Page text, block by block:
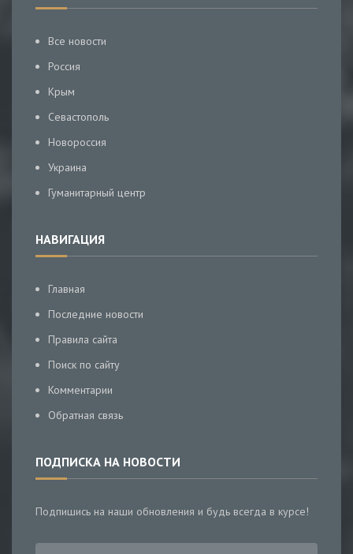
Все новости
Россия
Крым
Севастополь
Новороссия
Украина
Гуманитарный центр
НАВИГАЦИЯ
Главная
Последние новости
Правила сайта
Поиск по сайту
Комментарии
Обратная связь
ПОДПИСКА НА НОВОСТИ
Подпишись на наши обновления и будь всегда в курсе!